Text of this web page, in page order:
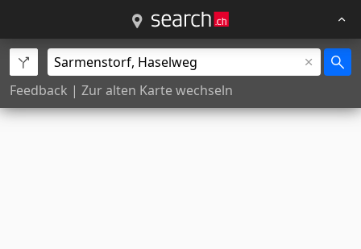
Feedback | Zur alten Karte wechseln